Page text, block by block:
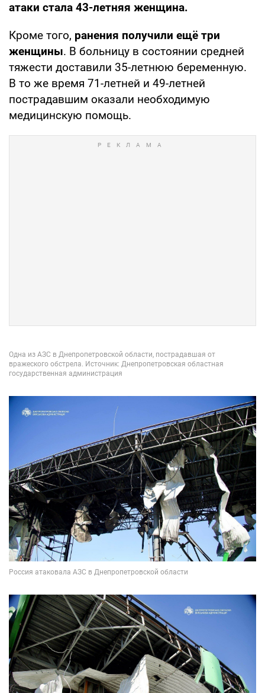
атаки стала 43-летняя женщина.
Кроме того, ранения получили ещё три
женщины. В больницу в состоянии средней
тяжести доставили 35-летнюю беременную.
В то же время 71-летней и 49-летней
пострадавшим оказали необходимую
медицинскую помощь.